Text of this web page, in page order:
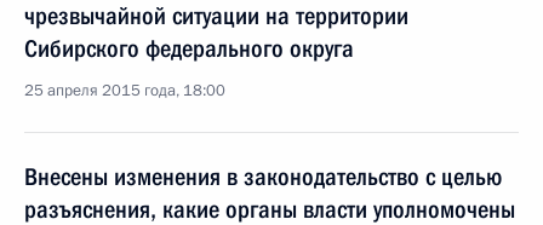
чрезвычайной ситуации на территории
Сибирского федерального округа
25 апреля 2015 года, 18:00
Внесены изменения в законодательство с целью
разъяснения, какие органы власти уполномочены